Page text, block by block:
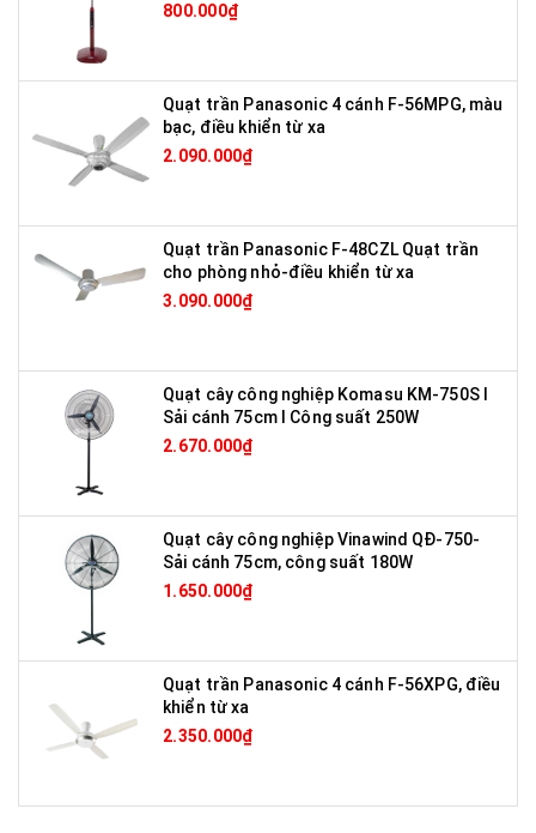
800.000₫
Quạt trần Panasonic 4 cánh F-56MPG, màu
bạc, điều khiển từ xa
2.090.000₫
Quạt trần Panasonic F-48CZL Quạt trần
cho phòng nhỏ-điều khiển từ xa
3.090.000₫
Quạt cây công nghiệp Komasu KM-750S I
Sải cánh 75cm I Công suất 250W
2.670.000₫
Quạt cây công nghiệp Vinawind QĐ-750-
Sải cánh 75cm, công suất 180W
1.650.000₫
Quạt trần Panasonic 4 cánh F-56XPG, điều
khiển từ xa
2.350.000₫